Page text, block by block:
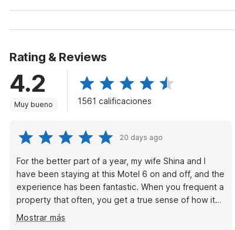
Rating & Reviews
4.2
Muy bueno 1561 calificaciones
20 days ago
For the better part of a year, my wife Shina and I
have been staying at this Motel 6 on and off, and the
experience has been fantastic. When you frequent a
property that often, you get a true sense of how it
operates day-to-day, and the standout feature here
is undeniably the team. The staff is incredibly
Mostrar más